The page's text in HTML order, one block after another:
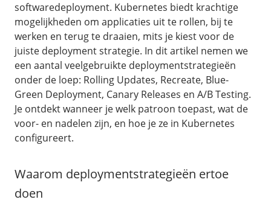
/Webhosting
Webhosting
Sitebuilder
Managed WordPress
Managed WooCommerce
softwaredeployment. Kubernetes biedt krachtige
mogelijkheden om applicaties uit te rollen, bij te
werken en terug te draaien, mits je kiest voor de
juiste deployment strategie. In dit artikel nemen we
een aantal veelgebruikte deploymentstrategieën
onder de loep: Rolling Updates, Recreate, Blue-
Green Deployment, Canary Releases en A/B Testing.
Je ontdekt wanneer je welk patroon toepast, wat de
voor- en nadelen zijn, en hoe je ze in Kubernetes
configureert.
Waarom deploymentstrategieën ertoe
doen